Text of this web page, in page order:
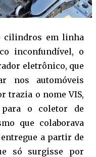
cilindros em linha
inconfundível, o
eletrônico, que
nos automóveis
trazia o nome VIS,
o coletor de
que colaborava
a partir de
só surgisse por